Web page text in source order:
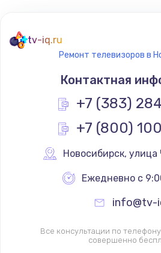
Не сопряжается с
Помехи и
Заказать
1400 руб.
Заказать
tv-iq.ru
Ремонт телевизоров в
Контактная
+7 (383)
+7 (800)
Новосибирск, улица
Ежедневно с
info@tv-
Все консультации по
совершенно